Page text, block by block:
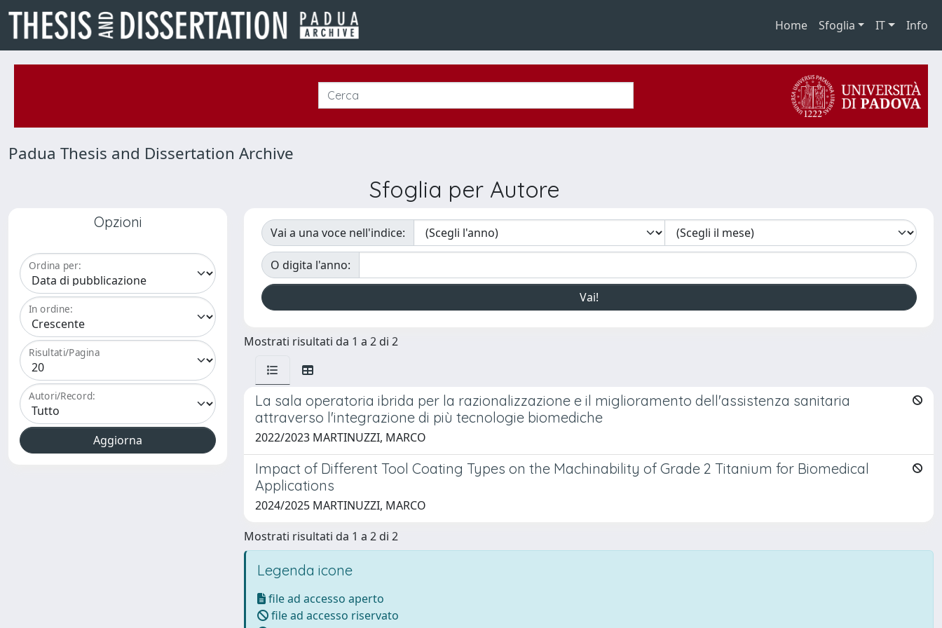
Home Sfoglia IT Info
Padua Thesis and Dissertation Archive
Sfoglia per Autore
Opzioni
Ordina per:
In ordine:
Risultati/Pagina
Autori/Record:
Vai a una voce nell'indice:
O digita l'anno:
Mostrati risultati da 1 a 2 di 2
La sala operatoria ibrida per la razionalizzazione e il miglioramento dell'assistenza sanitaria
attraverso l'integrazione di più tecnologie biomediche
2022/2023 MARTINUZZI, MARCO
Impact of Different Tool Coating Types on the Machinability of Grade 2 Titanium for Biomedical
Applications
2024/2025 MARTINUZZI, MARCO
Mostrati risultati da 1 a 2 di 2
Legenda icone
file ad accesso aperto
file ad accesso riservato